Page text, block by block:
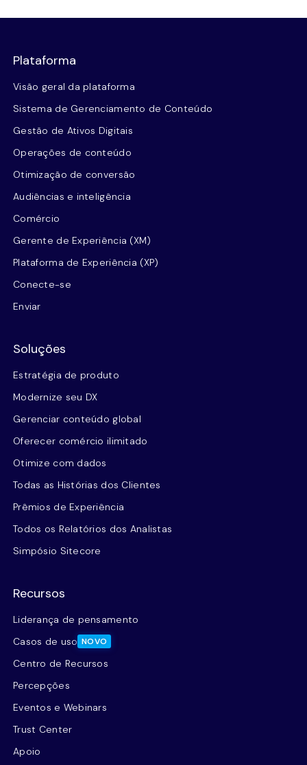
Plataforma
Visão geral da plataforma
Sistema de Gerenciamento de Conteúdo
Gestão de Ativos Digitais
Operações de conteúdo
Otimização de conversão
Audiências e inteligência
Comércio
Gerente de Experiência (XM)
Plataforma de Experiência (XP)
Conecte-se
Enviar
Soluções
Estratégia de produto
Modernize seu DX
Gerenciar conteúdo global
Oferecer comércio ilimitado
Otimize com dados
Todas as Histórias dos Clientes
Prêmios de Experiência
Todos os Relatórios dos Analistas
Simpósio Sitecore
Recursos
Liderança de pensamento
Casos de uso NOVO
Centro de Recursos
Percepções
Eventos e Webinars
Trust Center
Apoio